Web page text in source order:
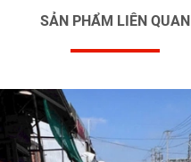
SẢN PHẨM LIÊN QUAN